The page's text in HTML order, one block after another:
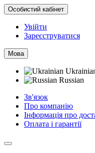
Особистий кабінет
Увійти
Зареєструватися
Мова
Russian
Зв'язок
Про компанію
Інформація про
Оплата і гарантії